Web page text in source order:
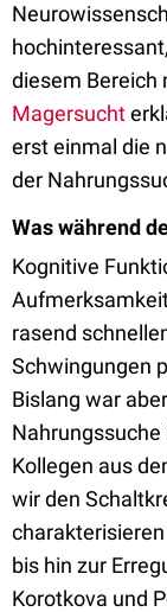
diesem Bereich
Magersucht
erst einmal die
der
Was während
Kognitive
rasend
Schwingungen
Bislang war
Kollegen aus
wir den
bis hin zur
Korotkova und